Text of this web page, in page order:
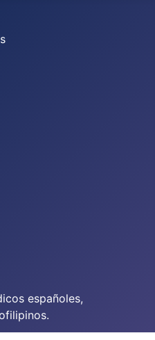
españoles,